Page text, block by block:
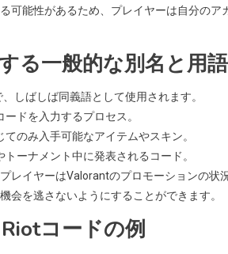
可能性があるため、プレイヤーは自分の
る一般的な別名と用語
しばしば同義語として使用されます。
ドを入力するプロセス。
のみ入手可能なアイテムやスキン。
ーナメント中に発表されるコード。
レイヤーはValorantのプロモーションの
会を逃さないようにすることができます。
コードの例